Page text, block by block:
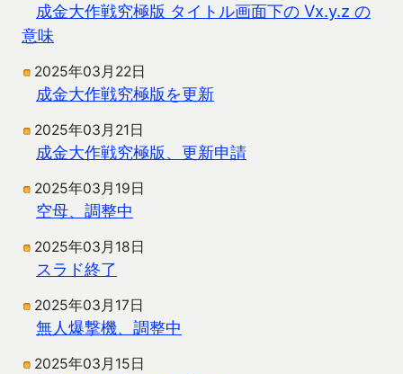
成金大作戦究極版 タイトル画面下の Vx.y.z の
意味
2025年03月22日
成金大作戦究極版を更新
2025年03月21日
成金大作戦究極版、更新申請
2025年03月19日
空母、調整中
2025年03月18日
スラド終了
2025年03月17日
無人爆撃機、調整中
2025年03月15日